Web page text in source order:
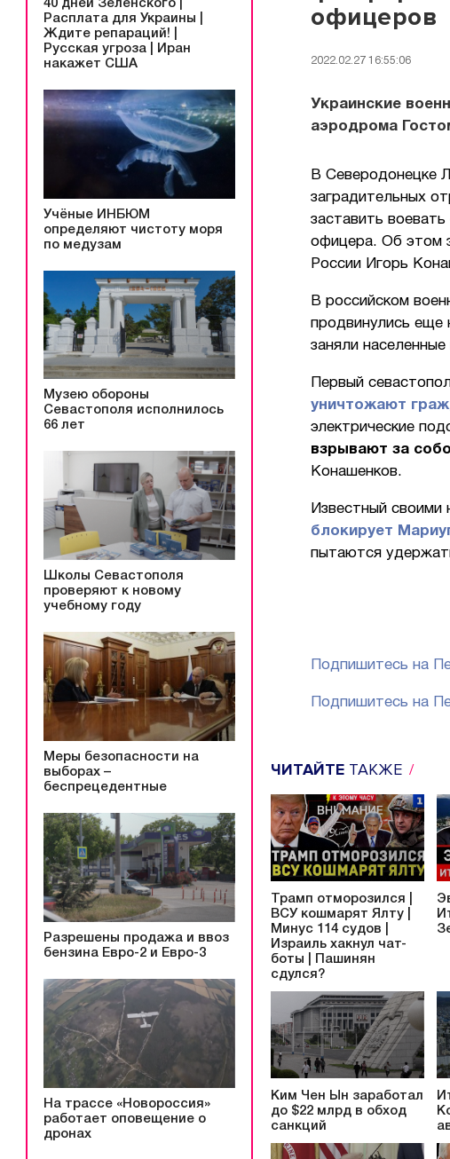
40 дней Зеленского |
Расплата для Украины |
Ждите репараций! |
Русская угроза | Иран
накажет США
Учёные ИНБЮМ
определяют чистоту моря
по медузам
Музею обороны
Севастополя исполнилось
66 лет
Школы Севастополя
проверяют к новому
учебному году
Меры безопасности на
выборах –
беспрецедентные
Разрешены продажа и ввоз
бензина Евро-2 и Евро-3
На трассе «Новороссия»
работает оповещение о
дронах
офицеров
2022.02.27 16:55:06
Украинские
аэродрома
В Северодонецке
заградительных
заставить
офицера. Об этом
России Игорь
В российском
продвинулись еще
заняли
Первый
уничтожают
электрические
взрывают за
Конашенков.
Известный своими
блокирует
пытаются
Подпишитесь на
Подпишитесь на
ЧИТАЙТЕ ТАКЖЕ
Трамп отморозился |
ВСУ кошмарят Ялту |
Минус 114 судов |
Израиль хакнул чат-
боты | Пашинян
сдулся?
Ким Чен Ын заработал
до $22 млрд в обход
санкций